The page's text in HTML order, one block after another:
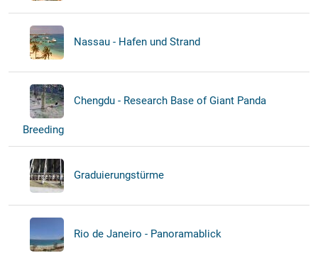
Nassau - Hafen und Strand
Chengdu - Research Base of Giant Panda
Breeding
Graduierungstürme
Rio de Janeiro - Panoramablick